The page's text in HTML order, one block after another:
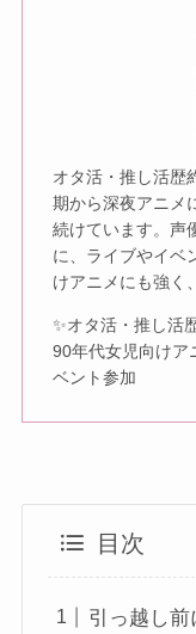
オタ活・推し活歴
期から深夜アニメ
続けています。声
に、ライブやイベ
けアニメにも強く
✨オタ活・推し
90年代女児向け
ベント参加
目次
引っ越し